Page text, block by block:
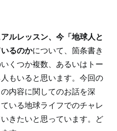
ルレッスン、今「地球人と
るのかについて、箇条書き
くつか複数、あるいはトー
もいると思います。今回の
内容に関してのお話を深
いる地球ライフでのチャレ
きたいと思っています。ど